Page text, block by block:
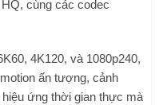
4K120, và 1080p240,
ấn tượng, cảnh
ứng thời gian thực mà